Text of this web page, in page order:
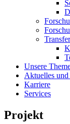
Unsere
Aktuelles und
Karriere
Services
Projekt